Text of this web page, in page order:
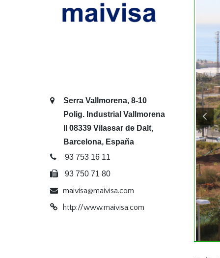
Serra Vallmorena, 8-10
Polig. Industrial Vallmorena
II 08339 Vilassar de Dalt,
Barcelona, España
93 753 16 11
93 750 71 80
maivisa@maivisa.com
http://www.maivisa.com